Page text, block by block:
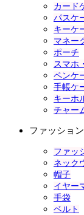
カード
パスケ
キーケ
マネー
ポーチ
スマホ
ペンケ
手帳ケ
キーホ
チャー
ファッショ
ファッ
ネック
帽子
イヤー
手袋
ベルト